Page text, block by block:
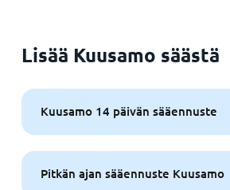
Lisää Kuusamo säästä
Kuusamo 14 päivän sääennuste
Pitkän ajan sääennuste Kuusamo